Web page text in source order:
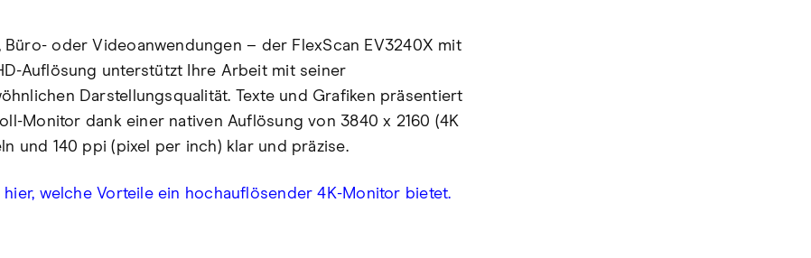
Büro- oder Videoanwendungen – der FlexScan EV3240X mit
Auflösung unterstützt Ihre Arbeit mit seiner
Darstellungsqualität. Texte und Grafiken präsentiert
Monitor dank einer nativen Auflösung von 3840 x 2160 (4K
und 140 ppi (pixel per inch) klar und präzise.
hier, welche Vorteile ein hochauflösender 4K-Monitor bietet.